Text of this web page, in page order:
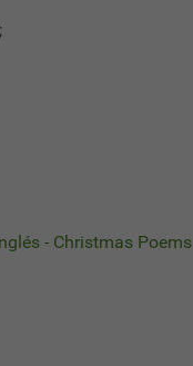
- Christmas Poems